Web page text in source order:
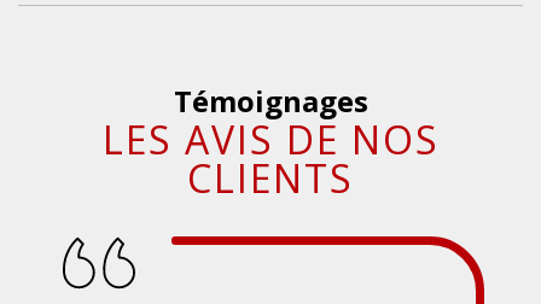
Témoignages
LES AVIS DE NOS
CLIENTS